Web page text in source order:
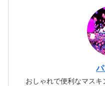
おしゃれで便利なマス